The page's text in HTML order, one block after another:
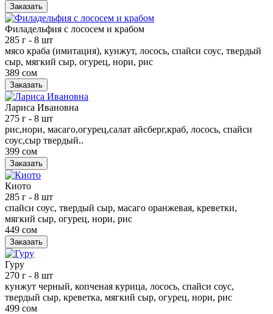
Заказать
Филадельфия с лососем и крабом
285 г - 8 шт
мясо краба (имитация), кунжут, лосось, спайси соус, твердый
сыр, мягкий сыр, огурец, нори, рис
389 сом
Заказать
Лариса Ивановна
275 г - 8 шт
рис,нори, масаго,огурец,салат айсберг,краб, лосось, спайси
соус,сыр твердый..
399 сом
Заказать
Киото
285 г - 8 шт
спайси соус, твердый сыр, масаго оранжевая, креветки,
мягкий сыр, огурец, нори, рис
449 сом
Заказать
Гуру
270 г - 8 шт
кунжут черный, копченая курица, лосось, спайси соус,
твердый сыр, креветка, мягкий сыр, огурец, нори, рис
499 сом